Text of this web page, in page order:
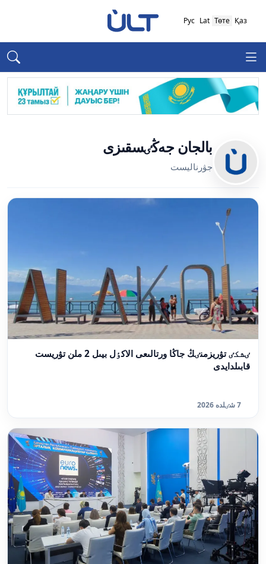
Қаз
Төте
Lat
Рус
بالجان جەڭٸسقىزى
جۋرناليست
ٸشكٸ تۋريزمنٸڭ جاڭا ورتالىعى الاكٶل بيىل 2 ملن تۋريست
قابىلدايدى
7 شٸلدە 2026